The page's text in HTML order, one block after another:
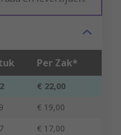
Per Zak*
€ 22,00
€ 19,00
€ 17,00